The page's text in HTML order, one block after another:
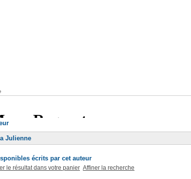
Julienne
écrits par cet auteur
le résultat dans votre panier Affiner la recherche